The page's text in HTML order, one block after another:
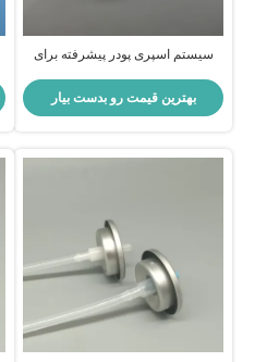
سیستم اسپری پودر پیشرفته برای
کاربرد دقیق
بهترین قیمت رو بدست بیار